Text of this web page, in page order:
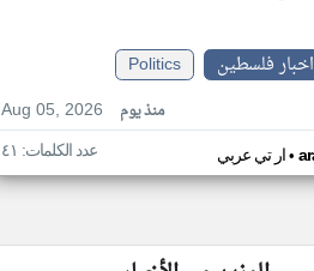
اخبار فلسطين
Politics
Aug 05, 2026
منذ يوم
ار تي عربي• عدد الكلمات: ٤١